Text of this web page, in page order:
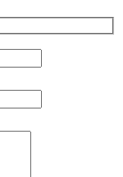
Please leave